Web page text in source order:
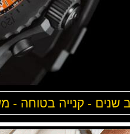
- קנייה בטוחה -